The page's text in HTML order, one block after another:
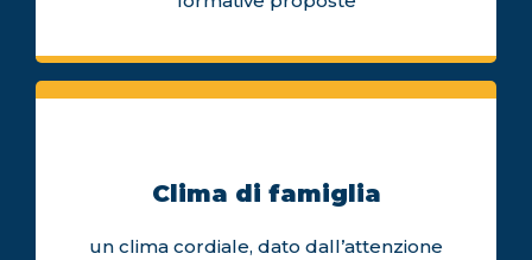
Clima di famiglia
un clima cordiale, dato dall’attenzione